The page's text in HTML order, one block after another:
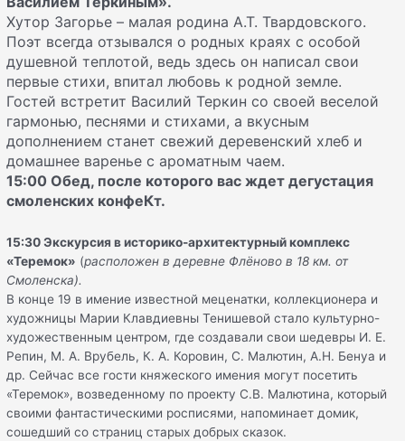
Хутор Загорье – малая родина А.Т. Твардовского.
Поэт всегда отзывался о родных краях с особой
душевной теплотой, ведь здесь он написал свои
первые стихи, впитал любовь к родной земле.
Гостей встретит Василий Теркин со своей веселой
гармонью, песнями и стихами, а вкусным
дополнением станет свежий деревенский хлеб и
домашнее варенье с ароматным чаем.
15:00 Обед, после которого вас ждет дегустация
смоленских конфеКт.
15:30 Экскурсия в историко-архитектурный комплекс
«Теремок» (расположен в деревне Флёново в 18 км. от
Смоленска).
В конце 19 в имение известной меценатки, коллекционера и
художницы Марии Клавдиевны Тенишевой стало культурно-
художественным центром, где создавали свои шедевры И. Е.
Репин, М. А. Врубель, К. А. Коровин, С. Малютин, А.Н. Бенуа и
др. Сейчас все гости княжеского имения могут посетить
«Теремок», возведенному по проекту С.В. Малютина, который
своими фантастическими росписями, напоминает домик,
сошедший со страниц старых добрых сказок.